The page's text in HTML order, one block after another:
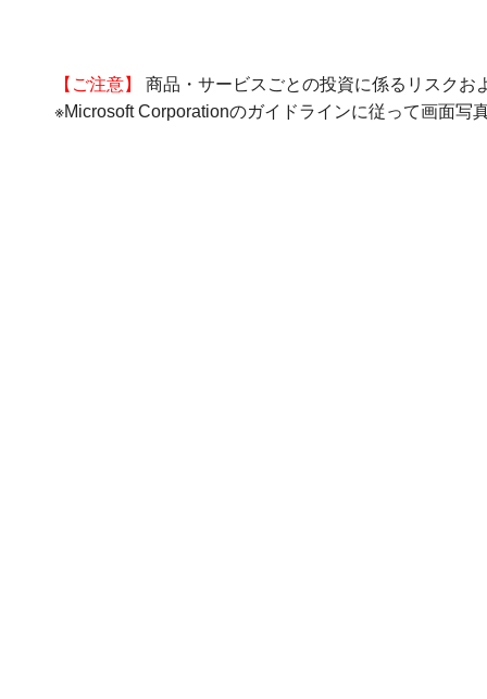
【ご注意】
商品・サービスごとの投資に係るリスクお
※Microsoft Corporationのガイドラインに従って画面写